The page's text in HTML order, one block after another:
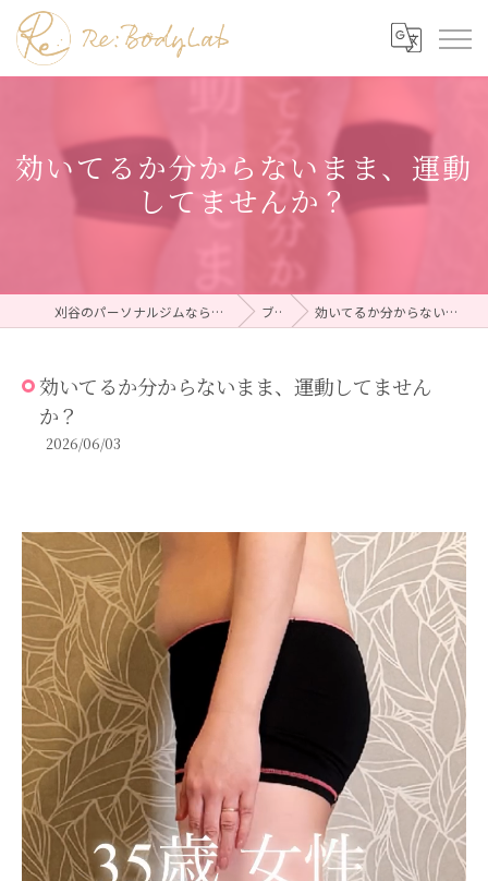
効いてるか分からないまま、運動
してませんか？
刈谷のパーソナルジムならRe:BodyLab（リボディラボ） ブログ 効いてるか分からないまま、運動してませんか？
効いてるか分からないまま、運動してません
か？
2026/06/03